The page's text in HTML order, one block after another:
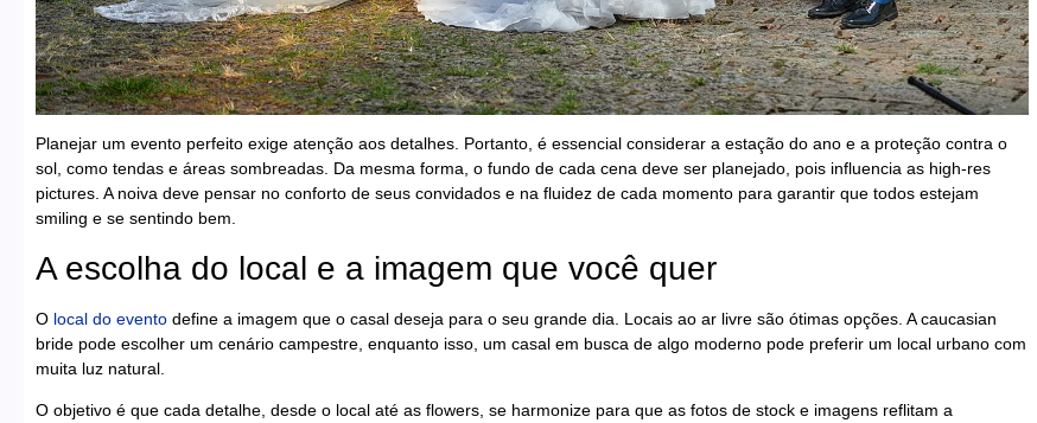
Planejar um evento perfeito exige atenção aos detalhes. Portanto, é essencial considerar a estação do ano e a proteção contra o
sol, como tendas e áreas sombreadas. Da mesma forma, o fundo de cada cena deve ser planejado, pois influencia as high-res
pictures. A noiva deve pensar no conforto de seus convidados e na fluidez de cada momento para garantir que todos estejam
smiling e se sentindo bem.
A escolha do local e a imagem que você quer
O local do evento define a imagem que o casal deseja para o seu grande dia. Locais ao ar livre são ótimas opções. A caucasian
bride pode escolher um cenário campestre, enquanto isso, um casal em busca de algo moderno pode preferir um local urbano com
muita luz natural.
O objetivo é que cada detalhe, desde o local até as flowers, se harmonize para que as fotos de stock e imagens reflitam a